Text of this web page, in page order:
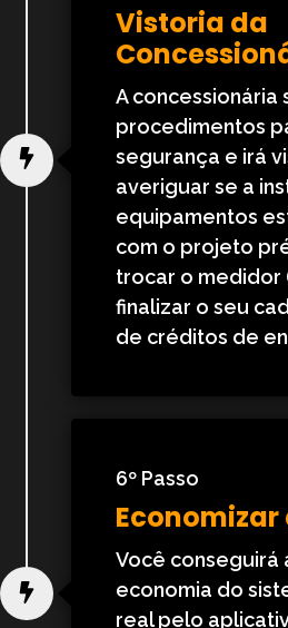
Vistoria da
A concessionária
procedimentos
segurança e irá
averiguar se a
equipamentos
com o projeto
trocar o medidor
finalizar o seu
de créditos de
6º Passo
Economizar
Você conseguirá
economia do
real pelo